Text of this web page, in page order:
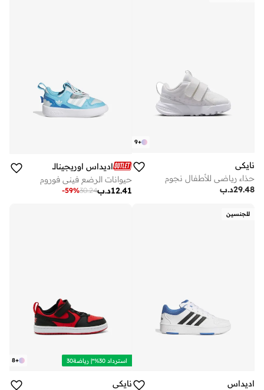
+
9
نايكي
حذاء رياضي للأطفال نجوم
د.ب29.48
اديداس اوريجينالز
حيوانات الرضع فيني فوروم
د.ب12.41
30.24
-59%
للجنسين
اديداس
+
8 استرداد 30%*| رياضة30
نايكي